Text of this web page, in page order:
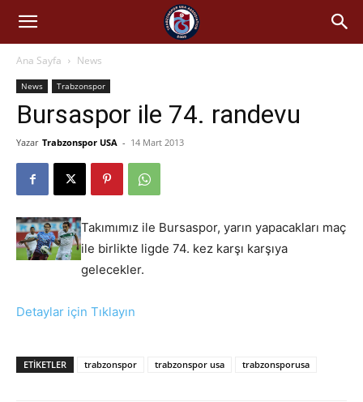
Ana Sayfa News
News Trabzonspor
Bursaspor ile 74. randevu
Yazar Trabzonspor USA - 14 Mart 2013
Takımımız ile Bursaspor, yarın yapacakları maç
ile birlikte ligde 74. kez karşı karşıya
gelecekler.
Detaylar için Tıklayın
ETIKETLER trabzonspor trabzonspor usa trabzonsporusa